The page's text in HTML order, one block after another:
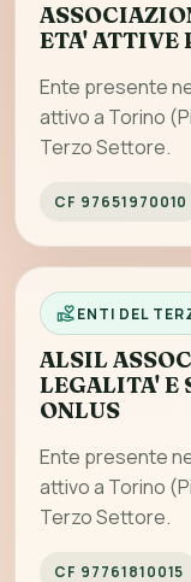
ETA' ATTIVE
Ente presente
attivo a Torino
Terzo Settore.
CF 97651970010
ENTI DEL
ALSIL
LEGALITA' E
ONLUS
Ente presente
attivo a Torino
Terzo Settore.
CF 97761810015